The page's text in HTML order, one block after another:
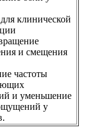
клинической
и смещения
частоты
и уменьшение
у